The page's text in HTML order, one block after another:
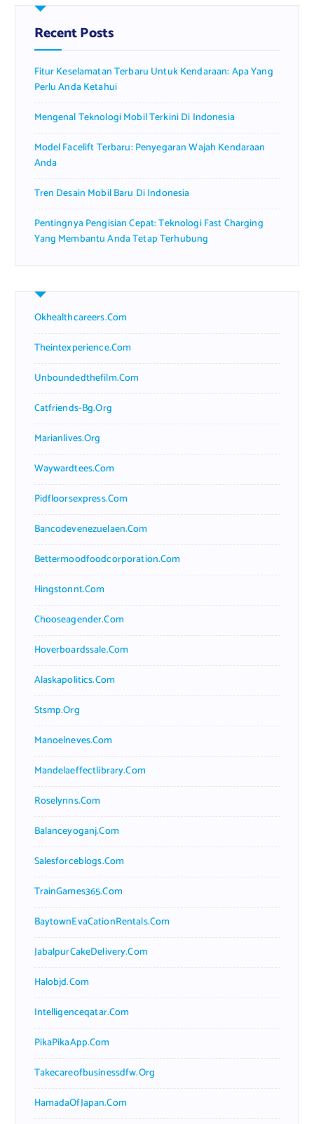
h
f
o
:
Recent Posts
Fitur Keselamatan Terbaru Untuk Kendaraan: Apa Yang
Perlu Anda Ketahui
Mengenal Teknologi Mobil Terkini Di Indonesia
Model Facelift Terbaru: Penyegaran Wajah Kendaraan
Anda
Tren Desain Mobil Baru Di Indonesia
Pentingnya Pengisian Cepat: Teknologi Fast Charging
Yang Membantu Anda Tetap Terhubung
Okhealthcareers.com
Theintexperience.com
Unboundedthefilm.com
Catfriends-Bg.org
Marianlives.org
Waywardtees.com
Pidfloorsexpress.com
Bancodevenezuelaen.com
Bettermoodfoodcorporation.com
Hingstonnt.com
Chooseagender.com
Hoverboardssale.com
Alaskapolitics.com
Stsmp.org
Manoelneves.com
Mandelaeffectlibrary.com
Roselynns.com
Balanceyoganj.com
Salesforceblogs.com
TrainGames365.com
BaytownEvaCationRentals.com
JabalpurCakeDelivery.com
Halobjd.com
Intelligenceqatar.com
PikaPikaApp.com
Takecareofbusinessdfw.org
HamadaOfJapan.com